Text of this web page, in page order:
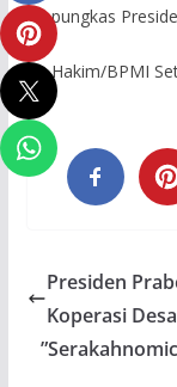
pungkas
Hakim/BPMI
Presiden
Koperasi